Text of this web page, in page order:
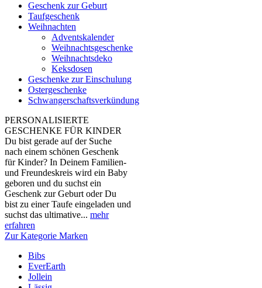
Geschenk zur Geburt
Taufgeschenk
Weihnachten
Adventskalender
Weihnachtsgeschenke
Weihnachtsdeko
Keksdosen
Geschenke zur Einschulung
Ostergeschenke
Schwangerschaftsverkündung
PERSONALISIERTE
GESCHENKE FÜR KINDER
Du bist gerade auf der Suche
nach einem schönen Geschenk
für Kinder? In Deinem Familien-
und Freundeskreis wird ein Baby
geboren und du suchst ein
Geschenk zur Geburt oder Du
bist zu einer Taufe eingeladen und
suchst das ultimative... mehr
erfahren
Zur Kategorie Marken
Bibs
EverEarth
Jollein